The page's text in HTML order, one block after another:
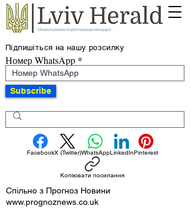
Підпишіться на нашу розсилку
Номер WhatsApp
Subscribe
FacebookX (Twitter)WhatsAppLinkedInPinterest
Копіювати посилання
Спільно з Прогноз Новини
www.prognoznews.co.uk